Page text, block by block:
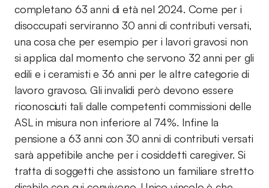
completano 63 anni di età nel 2024. Come per i
disoccupati serviranno 30 anni di contributi versati,
una cosa che per esempio per i lavori gravosi non
si applica dal momento che servono 32 anni per gli
edili e i ceramisti e 36 anni per le altre categorie di
lavoro gravoso. Gli invalidi però devono essere
riconosciuti tali dalle competenti commissioni delle
ASL in misura non inferiore al 74%. Infine la
pensione a 63 anni con 30 anni di contributi versati
sarà appetibile anche per i cosiddetti caregiver. Si
tratta di soggetti che assistono un familiare stretto